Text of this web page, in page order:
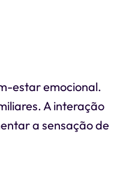
estar emocional.
A interação
a sensação de